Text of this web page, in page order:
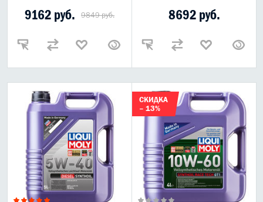
9162 руб. 9849 руб. 8692 руб.
СКИДКА
– 13%